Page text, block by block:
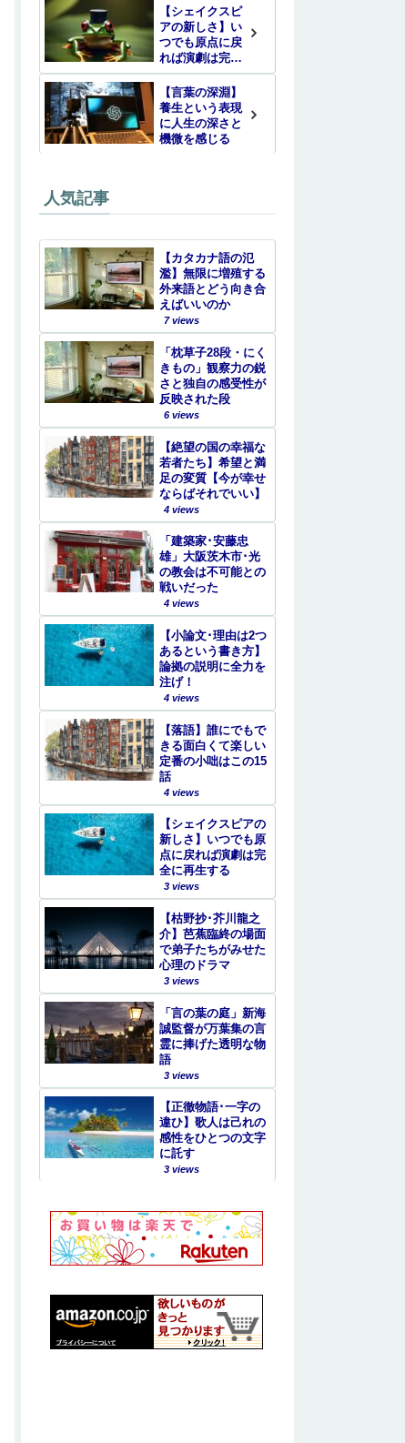
【シェイクスピ
アの新しさ】い
つでも原点に戻
れば演劇は完全
に再生する
【言葉の深淵】
養生という表現
に人生の深さと
機微を感じる
人気記事
【カタカナ語の氾
濫】無限に増殖する
外来語とどう向き合
えばいいのか
7 views
「枕草子28段・にく
きもの」観察力の鋭
さと独自の感受性が
反映された段
6 views
【絶望の国の幸福な
若者たち】希望と満
足の変質【今が幸せ
ならばそれでいい】
4 views
「建築家･安藤忠
雄」大阪茨木市･光
の教会は不可能との
戦いだった
4 views
【小論文･理由は2つ
あるという書き方】
論拠の説明に全力を
注げ！
4 views
【落語】誰にでもで
きる面白くて楽しい
定番の小咄はこの15
話
4 views
【シェイクスピアの
新しさ】いつでも原
点に戻れば演劇は完
全に再生する
3 views
【枯野抄･芥川龍之
介】芭蕉臨終の場面
で弟子たちがみせた
心理のドラマ
3 views
「言の葉の庭」新海
誠監督が万葉集の言
霊に捧げた透明な物
語
3 views
【正徹物語･一字の
違ひ】歌人は己れの
感性をひとつの文字
に託す
3 views